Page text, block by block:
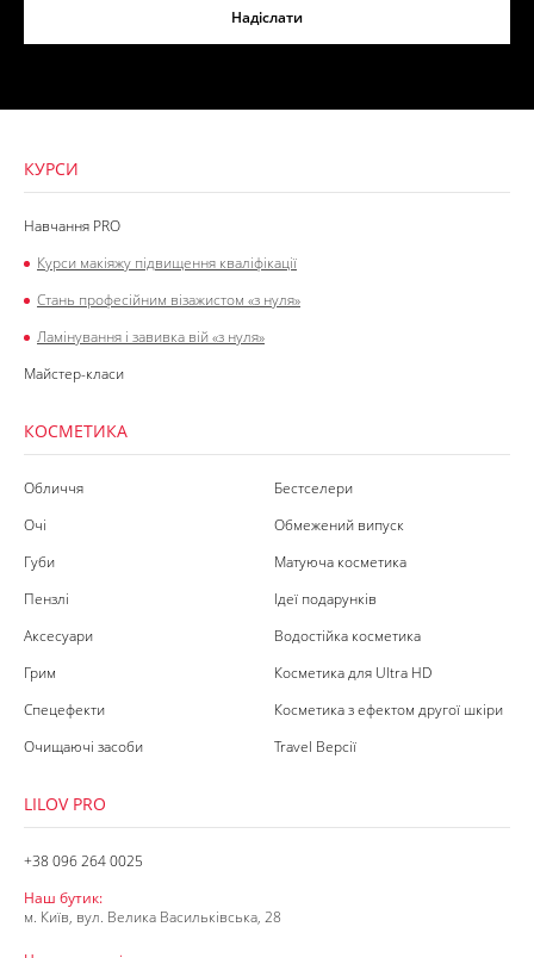
Надіслати
КУРСИ
Навчання PRO
Курси макіяжу підвищення кваліфікації
Стань професійним візажистом «з нуля»
Ламінування і завивка вій «з нуля»
Майстер-класи
КОСМЕТИКА
Обличчя
Очі
Губи
Пензлі
Аксесуари
Грим
Спецефекти
Очищаючі засоби
Бестселери
Обмежений випуск
Матуюча косметика
Ідеї подарунків
Водостійка косметика
Косметика для Ultra HD
Косметика з ефектом другої шкіри
Travel Версії
LILOV PRO
+38 096 264 0025
Наш бутик:
м. Київ, вул. Велика Васильківська, 28